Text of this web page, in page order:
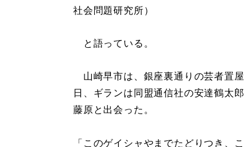
社会問題研究所）
と語っている。
山崎早市は、銀座裏通りの芸者置
日、ギランは同盟通信社の安達鶴太
藤原と出会った。
「このゲイシャやまでたどりつき、